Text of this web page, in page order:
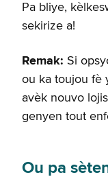
Pa bliye,
sekirize a!
Remak: Si
ou ka toujou fè
avèk nouvo
genyen tout
Ou pa